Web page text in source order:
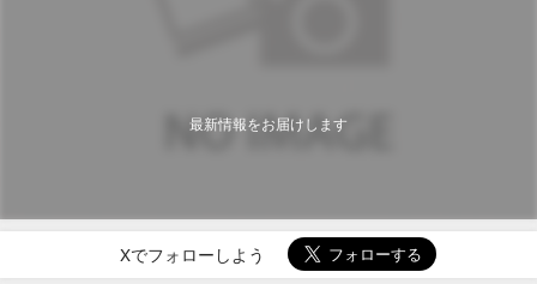
最新情報をお届けします
Xでフォローしよう